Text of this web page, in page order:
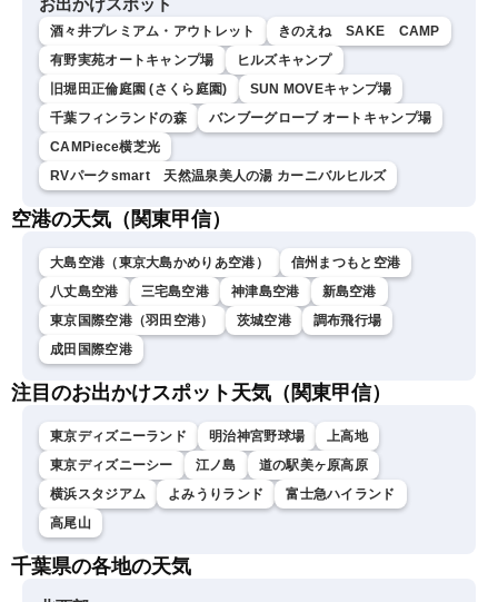
お出かけスポット
酒々井プレミアム・アウトレット
きのえね SAKE CAMP
有野実苑オートキャンプ場
ヒルズキャンプ
旧堀田正倫庭園 (さくら庭園)
SUN MOVEキャンプ場
千葉フィンランドの森
バンブーグローブ オートキャンプ場
CAMPiece横芝光
RVパークsmart 天然温泉美人の湯 カーニバルヒルズ
空港の天気（関東甲信）
大島空港（東京大島かめりあ空港）
信州まつもと空港
八丈島空港
三宅島空港 神津島空港
新島空港
東京国際空港（羽田空港）
茨城空港
調布飛行場
成田国際空港
注目のお出かけスポット天気（関東甲信）
東京ディズニーランド 明治神宮野球場
上高地
東京ディズニーシー
江ノ島
道の駅美ヶ原高原
横浜スタジアム
よみうりランド
富士急ハイランド
高尾山
千葉県の各地の天気